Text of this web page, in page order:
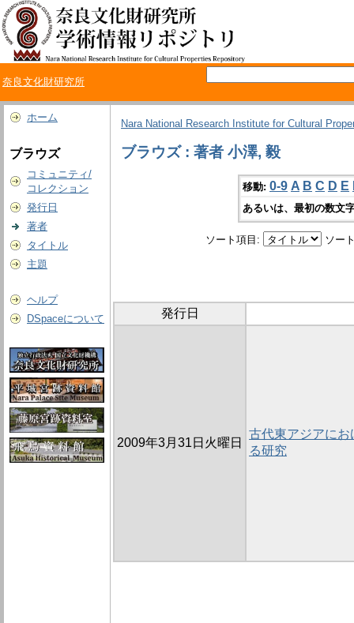
奈良文化財研究所
ホーム
ブラウズ
コミュニティ/
コレクション
発行日
著者
タイトル
主題
ヘルプ
DSpaceについて
Nara National Research Institute for Cultural
ブラウズ : 著者 小澤, 毅
移動: 0-9 A B C D E
あるいは、最初の数文
ソート項目: ソー
発行日
2009年3月31日火曜日
古代東アジアに
る研究